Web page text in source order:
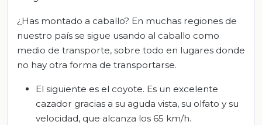
¿Has montado a caballo? En muchas regiones de
nuestro país se sigue usando al caballo como
medio de transporte, sobre todo en lugares donde
no hay otra forma de transportarse.
El siguiente es el coyote. Es un excelente
cazador gracias a su aguda vista, su olfato y su
velocidad, que alcanza los 65 km/h.